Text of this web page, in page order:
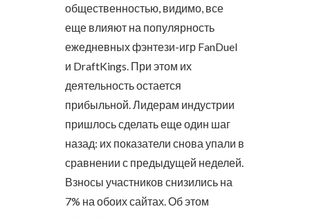
общественностью, видимо, все
еще влияют на популярность
ежедневных фэнтези-игр FanDuel
и DraftKings. При этом их
деятельность остается
прибыльной.Лидерам индустрии
пришлось сделать еще один шаг
назад: их показатели снова упали в
сравнении с предыдущей неделей.
Взносы участников снизились на
7% на обоих сайтах. Об этом